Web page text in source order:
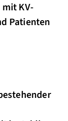
KV-
Patienten